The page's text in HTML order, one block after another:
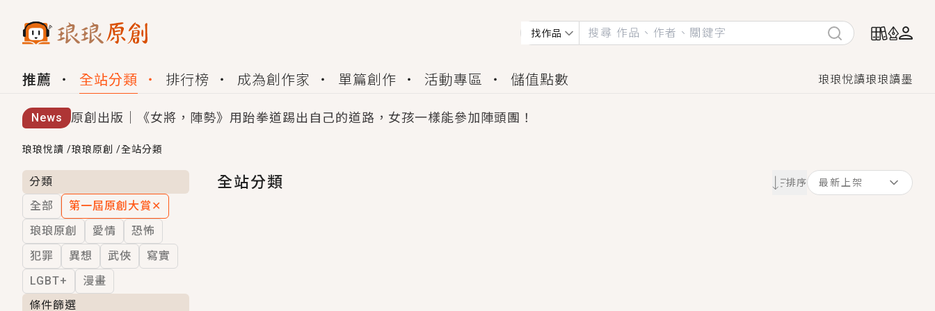
找作品
推薦 全站分類 排行榜 成為創作家 單篇創作 活動專區 儲值點數 琅琅悅讀琅琅讀墨
News 原創出版｜《女將，陣勢》用跆拳道踢出自己的道路，女孩一樣能參加陣頭團！
創,作家招募｜華文小說創作首選！有機會獲得豐富廣宣資源、專屬服務與獨享福利！
小編心動書單｜《離婚你提的，二婚嫁大佬，你哭什麼？》追妻火葬場！前夫失憶移情別戀，她頭也不回找新歡，他居然還後悔了？
GL｜《夏日與檸檬與重疊世界》炎熱的夏日、檸檬的香氣、互相愛慕的兩位少女，今夏最推純愛GL漫畫！
BL｜《費洛蒙中毒》救命！特殊費洛蒙體質世界觀，無法抗拒的吸引力，已中毒Σ>―(〃°ω°〃)♡→
OMG你嚇到我了｜《陰陽鬼店》上班族買了房子模型，但現實中買下的竟是屬於他的停屍櫃？！
言情｜《國語推行員》每個人心中都有一個連自己也無法改變的永恆， 他的一生將不由自主追逐著她……
琅琅悅讀 /琅琅原創 /全站分類
分類
全部
第一屆原創大賞 ✕
琅琅原創
愛情
恐怖
犯罪
異想 武俠
寫實
LGBT+
漫畫
條件篩選
全站分類 排序 最新上架